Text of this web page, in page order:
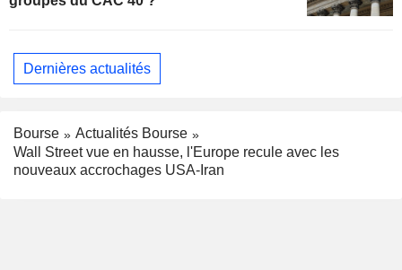
Dernières actualités
Bourse
Actualités Bourse
Wall Street vue en hausse, l'Europe recule avec les
nouveaux accrochages USA-Iran